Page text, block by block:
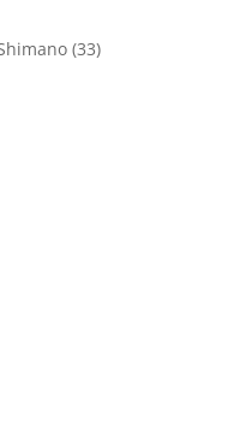
(33)